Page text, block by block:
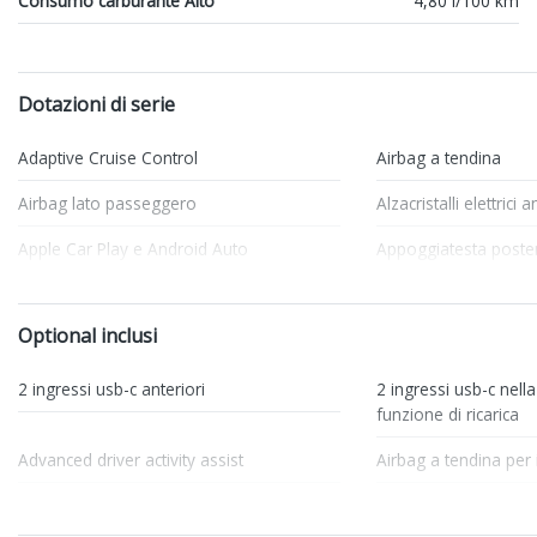
Dotazioni di serie
Adaptive Cruise Control Airbag a tendina
Airbag lato passeggero
Alzacristalli elettrici
Apple Car Play e Android Auto
Appoggiatesta
Climatizzatore Automatico
Cristalli atermici
Fari a led
pioggia
Optional inclusi
2 ingressi usb-c anteriori
2 ingressi usb-c
funzione di ricarica
Advanced driver activity assist Airbag a tendina
Airbag conducente
Airbag passeggero,